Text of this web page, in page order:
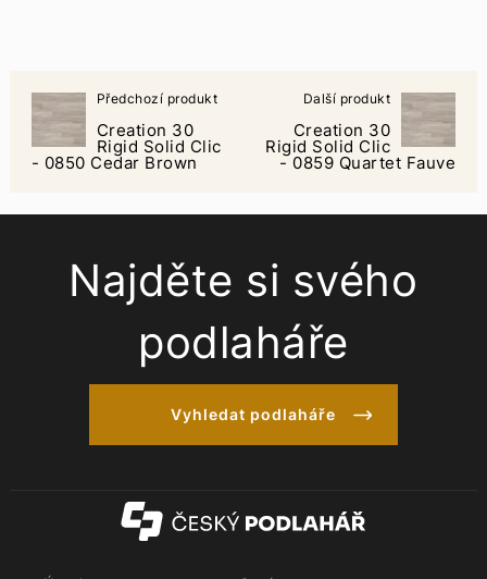
Předchozí produkt
Creation 30
Rigid Solid Clic
- 0850 Cedar Brown
Další produkt
Creation 30
Rigid Solid Clic
- 0859 Quartet Fauve
Najděte si svého
podlaháře
Vyhledat podlaháře